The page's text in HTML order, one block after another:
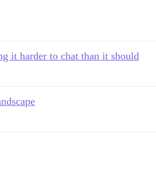
it harder to chat than it should